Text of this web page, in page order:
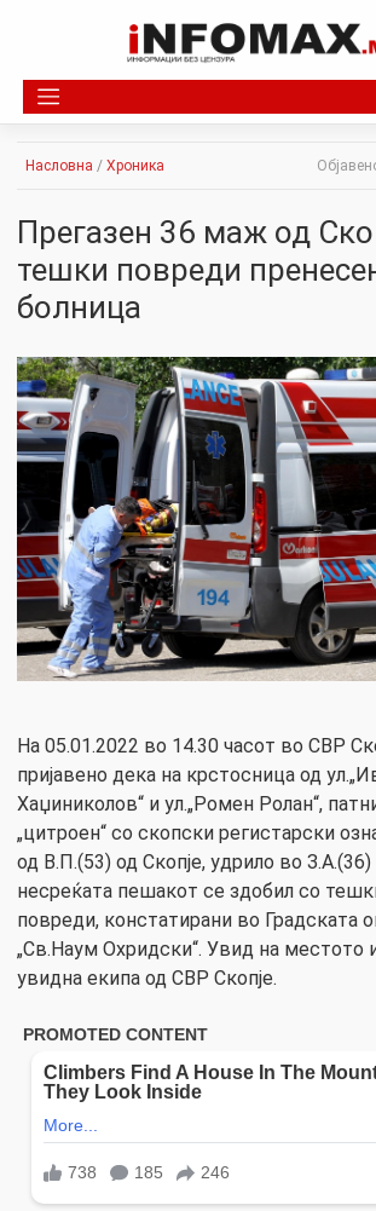
Насловна / Хроника
Пpeгазен 36 маж од
тешки повpeди
болница
На 05.01.2022 во 14.30 часот во СВР
пријавено дека на крстосница од
Хаџиниколов“ и ул.„Ромен Ролан“,
„цитроен“ со скопски регистарски
од В.П.(53) од Скопје, удрило во З.А.(36)
несреќата пешакот се здобил со
повреди, констатирани во Градската
„Св.Наум Охридски“. Увид на местото
увидна екипа од СВР Скопје.